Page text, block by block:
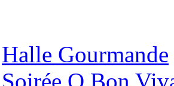
Halle Gourmande